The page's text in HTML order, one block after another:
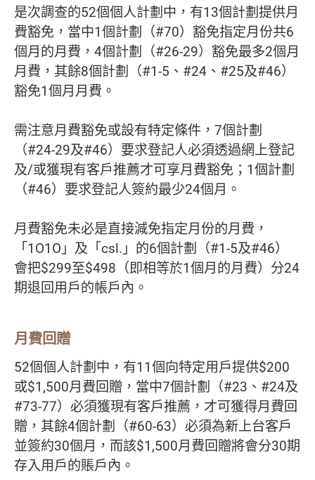
是次調查的52個個人計劃中，有13個計劃提供月
費豁免，當中1個計劃（#70）豁免指定月份共6
個月的月費，4個計劃（#26-29）豁免最多2個月
月費，其餘8個計劃（#1-5、#24、#25及#46）
豁免1個月月費。
需注意月費豁免或設有特定條件，7個計劃
（#24-29及#46）要求登記人必須透過網上登記
及/或獲現有客戶推薦才可享月費豁免；1個計劃
（#46）要求登記人簽約最少24個月。
月費豁免未必是直接減免指定月份的月費，
「1O1O」及「csl.」的6個計劃（#1-5及#46）
會把$299至$498（即相等於1個月的月費）分24
期退回用戶的帳戶內。
月費回贈
52個個人計劃中，有11個向特定用戶提供$200
或$1,500月費回贈，當中7個計劃（#23、#24及
#73-77）必須獲現有客戶推薦，才可獲得月費回
贈，其餘4個計劃（#60-63）必須為新上台客戶
並簽約30個月，而該$1,500月費回贈將會分30期
存入用戶的賬戶內。